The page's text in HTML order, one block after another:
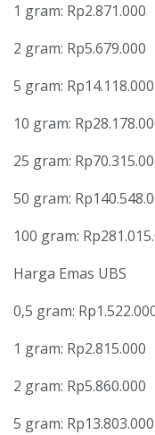
1 gram: Rp2.871.000
2 gram: Rp5.679.000
5 gram: Rp14.118.000
10 gram:
25 gram:
50 gram:
100 gram:
Harga Emas UBS
0,5 gram:
1 gram: Rp2.815.000
2 gram: Rp5.860.000
5 gram: Rp13.803.000